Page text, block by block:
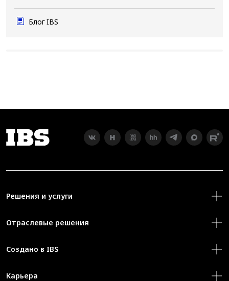
Блог IBS
Решения и услуги
Отраслевые решения
Создано в IBS
Карьера